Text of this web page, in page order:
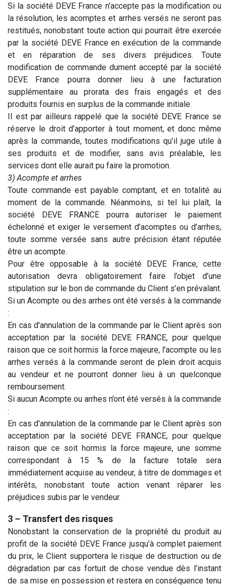
Si la société DEVE France n'accepte pas la modification ou
la résolution, les acomptes et arrhes versés ne seront pas
restitués, nonobstant toute action qui pourrait être exercée
par la société DEVE France en exécution de la commande
et en réparation de ses divers préjudices. Toute
modification de commande dument accepté par la société
DEVE France pourra donner lieu à une facturation
supplémentaire au prorata des frais engagés et des
produits fournis en surplus de la commande initiale.
Il est par ailleurs rappelé que la société DEVE France se
réserve le droit d’apporter à tout moment, et donc même
après la commande, toutes modifications qu’il juge utile à
ses produits et de modifier, sans avis préalable, les
services dont elle aurait pu faire la promotion.
3) Acompte et arrhes
Toute commande est payable comptant, et en totalité au
moment de la commande. Néanmoins, si tel lui plaît, la
société DEVE FRANCE pourra autoriser le paiement
échelonné et exiger le versement d’acomptes ou d’arrhes,
toute somme versée sans autre précision étant réputée
être un acompte.
Pour être opposable à la société DEVE France, cette
autorisation devra obligatoirement faire l’objet d’une
stipulation sur le bon de commande du Client s’en prévalant.
Si un Acompte ou des arrhes ont été versés à la commande
:
En cas d'annulation de la commande par le Client après son
acceptation par la société DEVE FRANCE, pour quelque
raison que ce soit hormis la force majeure, l'acompte ou les
arrhes versés à la commande seront de plein droit acquis
au vendeur et ne pourront donner lieu à un quelconque
remboursement.
Si aucun Acompte ou arrhes n’ont été versés à la commande
:
En cas d'annulation de la commande par le Client après son
acceptation par la société DEVE FRANCE, pour quelque
raison que ce soit hormis la force majeure, une somme
correspondant à 15 % de la facture totale sera
immédiatement acquise au vendeur, à titre de dommages et
intérêts, nonobstant toute action venant réparer les
préjudices subis par le vendeur.
3 – Transfert des risques
Nonobstant la conservation de la propriété du produit au
profit de la société DEVE France jusqu’à complet paiement
du prix, le Client supportera le risque de destruction ou de
dégradation par cas fortuit de chose vendue dès l’instant
de sa mise en possession et restera en conséquence tenu